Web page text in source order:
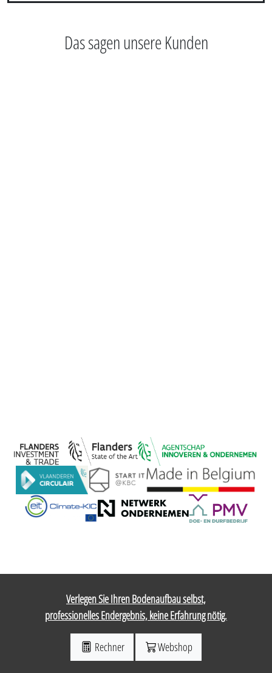
Das sagen unsere Kunden
Verlegen Sie Ihren Bodenaufbau selbst,
professionelles Endergebnis, keine Erfahrung nötig.
Rechner Webshop